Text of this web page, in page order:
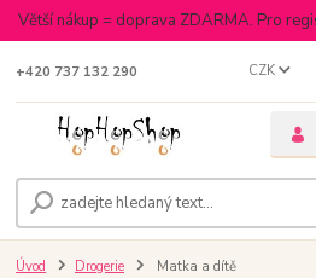
Větší nákup = doprava ZDARMA. Pro
CZK
+420 737 132 290
Úvod Drogerie Matka a dítě